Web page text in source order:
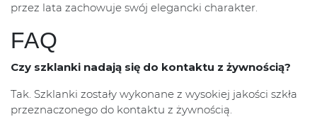
przez lata zachowuje swój elegancki charakter.
FAQ
Czy szklanki nadają się do kontaktu z żywnością?
Tak. Szklanki zostały wykonane z wysokiej jakości szkła
przeznaczonego do kontaktu z żywnością.